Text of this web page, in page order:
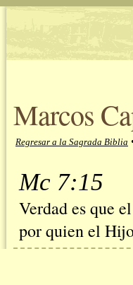
Marcos
Regresar a la Sagrada Biblia
Mc 7:15
Verdad es que
por quien el